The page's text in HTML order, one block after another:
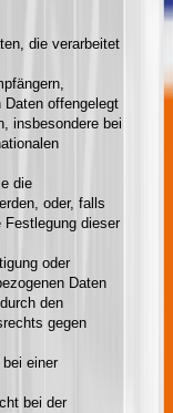
die verarbeitet
Daten offengelegt
insbesondere bei
die
oder, falls
dieser
oder
Daten
den
gegen
einer
bei der